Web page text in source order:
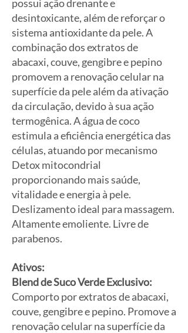
possui ação drenante e
desintoxicante, além de reforçar o
sistema antioxidante da pele. A
combinação dos extratos de
abacaxi, couve, gengibre e pepino
promovem a renovação celular na
superfície da pele além da ativação
da circulação, devido à sua ação
termogênica. A água de coco
estimula a eficiência energética das
células, atuando por mecanismo
Detox mitocondrial
proporcionando mais saúde,
vitalidade e energia à pele.
Deslizamento ideal para massagem.
Altamente emoliente. Livre de
parabenos.
Ativos:
Blend de Suco Verde Exclusivo:
Comporto por extratos de abacaxi,
couve, gengibre e pepino. Promove a
renovação celular na superfície da